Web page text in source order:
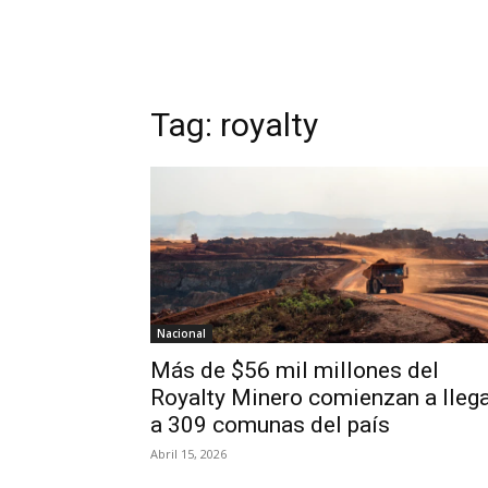
Tag: royalty
Nacional
Más de $56 mil millones del
Royalty Minero comienzan a
a 309 comunas del país
Abril 15, 2026